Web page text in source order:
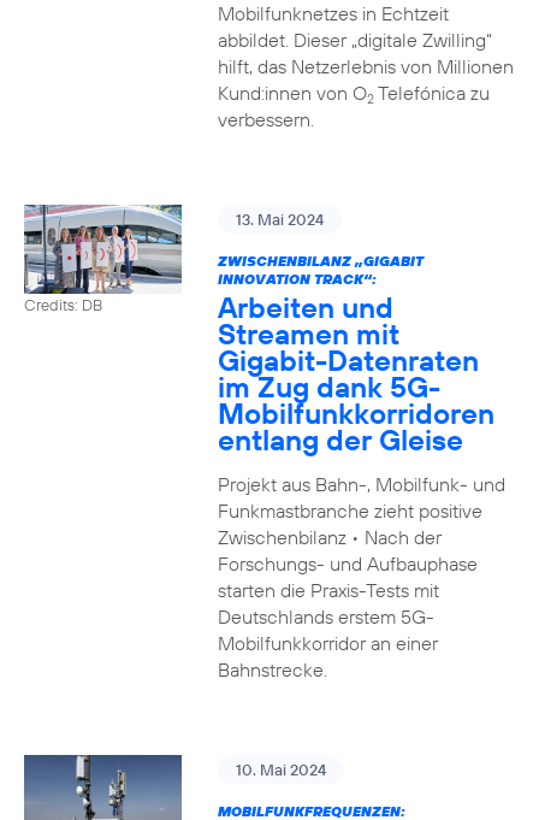
Mobilfunknetzes in Echtzeit
abbildet. Dieser „digitale Zwilling“
hilft, das Netzerlebnis von Millionen
Kund:innen von O2Telefónica zu
verbessern.
Credits: DB
13. Mai 2024
ZWISCHENBILANZ „GIGABIT
INNOVATION TRACK“:
Arbeiten und
Streamen mit
Gigabit-Datenraten
im Zug dank 5G-
Mobilfunkkorridoren
entlang der Gleise
Projekt aus Bahn-, Mobilfunk- und
Funkmastbranche zieht positive
Zwischenbilanz • Nach der
Forschungs- und Aufbauphase
starten die Praxis-Tests mit
Deutschlands erstem 5G-
Mobilfunkkorridor an einer
Bahnstrecke.
10. Mai 2024
MOBILFUNKFREQUENZEN: